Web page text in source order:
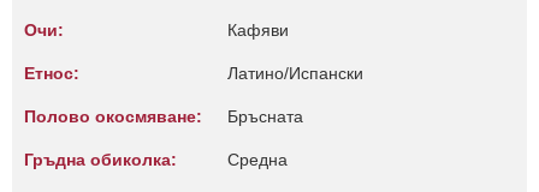
Очи: Кафяви
Етнос: Латино/Испански
Полово окосмяване: Бръсната
Гръдна обиколка: Среднa